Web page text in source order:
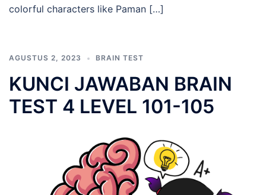
colorful characters like Paman […]
AGUSTUS 2, 2023 BRAIN TEST
KUNCI JAWABAN BRAIN
TEST 4 LEVEL 101-105